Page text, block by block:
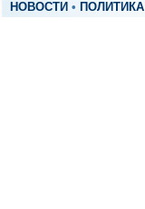
НОВОСТИ • ПОЛИТИКА